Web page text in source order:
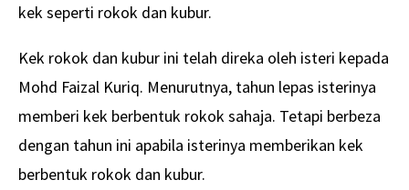
kek seperti rokok dan kubur.
Kek rokok dan kubur ini telah direka oleh isteri kepada
Mohd Faizal Kuriq. Menurutnya, tahun lepas isterinya
memberi kek berbentuk rokok sahaja. Tetapi berbeza
dengan tahun ini apabila isterinya memberikan kek
berbentuk rokok dan kubur.